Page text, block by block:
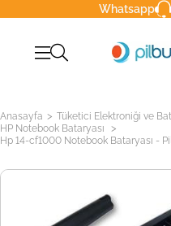
Whatsapp
Anasayfa > Tüketici Elektroniği ve
HP Notebook Bataryası >
Hp 14-cf1000 Notebook Bataryası -